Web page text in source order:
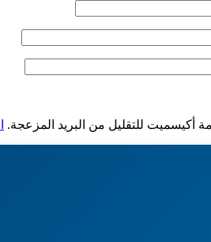
أكيسميت للتقليل من البريد المزعجة.